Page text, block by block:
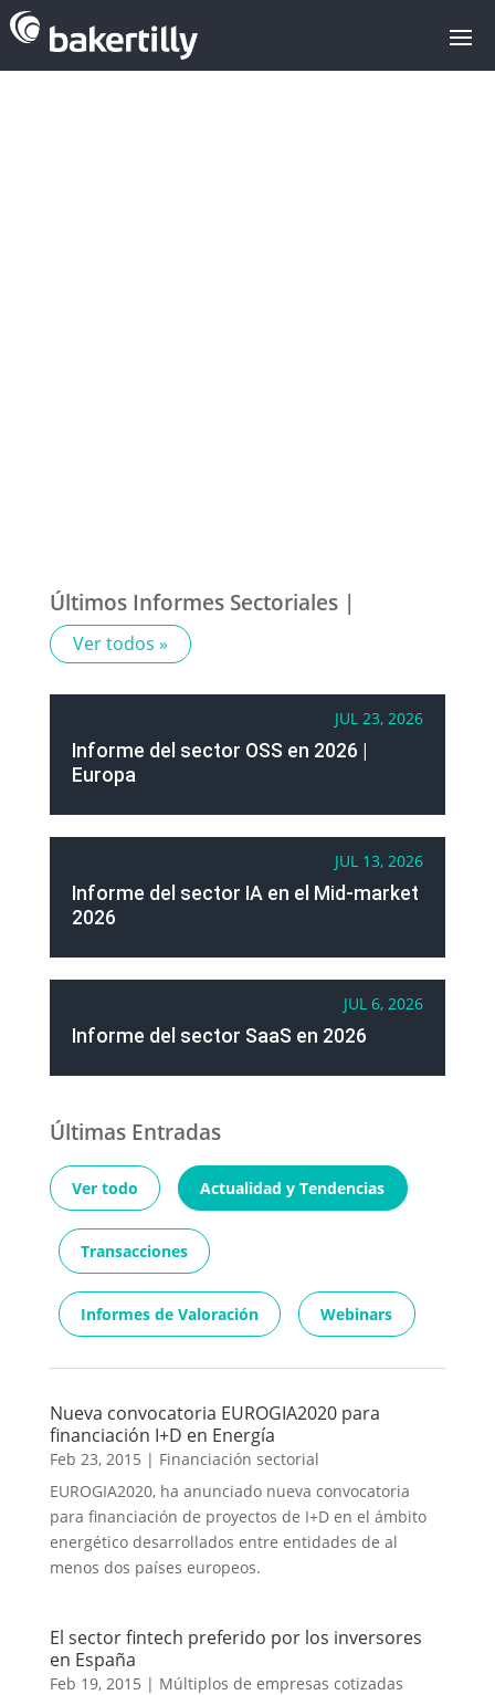
Últimos Informes Sectoriales |
Ver todos »
JUL 23, 2026
Informe del sector OSS en 2026 |
Europa
JUL 13, 2026
Informe del sector IA en el Mid-market
2026
JUL 6, 2026
Informe del sector SaaS en 2026
Últimas Entradas
Ver todo Actualidad y Tendencias
Transacciones
Informes de Valoración Webinars
Nueva convocatoria EUROGIA2020 para
financiación I+D en Energía
Feb 23, 2015 | Financiación sectorial
EUROGIA2020, ha anunciado nueva convocatoria
para financiación de proyectos de I+D en el ámbito
energético desarrollados entre entidades de al
menos dos países europeos.
El sector fintech preferido por los inversores
en España
Feb 19, 2015 | Múltiplos de empresas cotizadas